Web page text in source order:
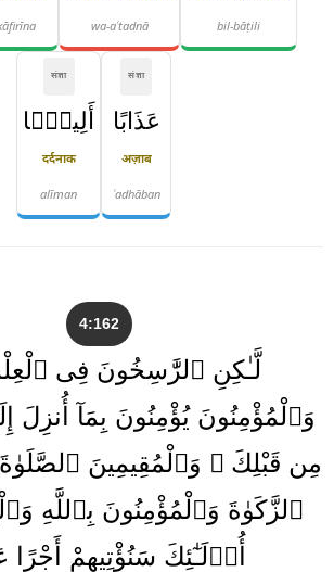
bil-bāṭili
wa-aʿtadnā
संज्ञा
عَذَابًا
अज़ाब
ʿadhāban
संज्ञा
أَلِيمًۭا
दर्दनाक
alīman
4:162
لَّـٰكِنِ ٱلرَّٰسِخُونَ فِى
وَٱلْمُؤْمِنُونَ يُؤْمِنُونَ بِمَآ أُنزِلَ
مِن قَبْلِكَ ۚ وَٱلْمُقِيمِينَ
ٱلزَّكَوٰةَ وَٱلْمُؤْمِنُونَ بِٱللَّهِ
أُو۟لَـٰٓئِكَ سَنُؤْتِيهِمْ أَجْرًا